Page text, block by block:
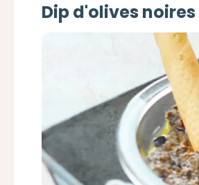
Dip d'olives